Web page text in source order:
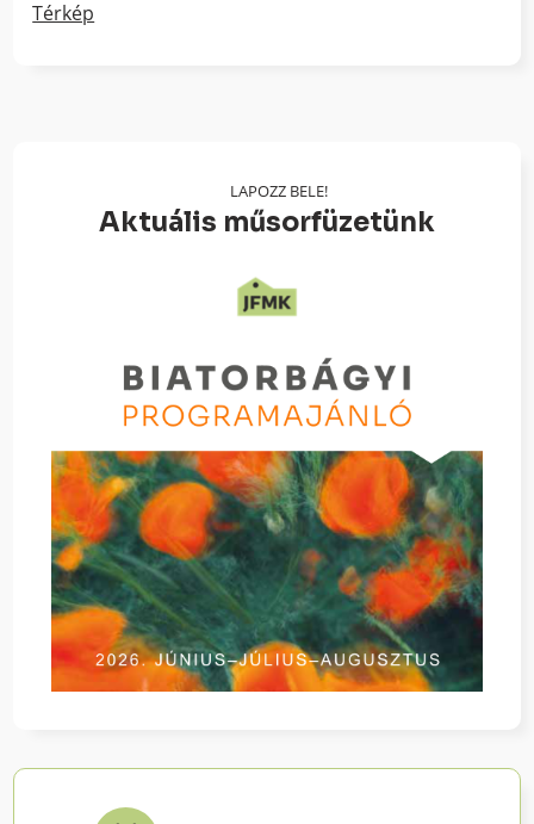
Térkép
LAPOZZ BELE!
Aktuális műsorfüzetünk